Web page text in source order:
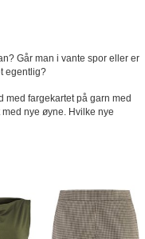
Går man i vante spor eller er
egentlig?
med fargekartet på garn med
nye øyne. Hvilke nye